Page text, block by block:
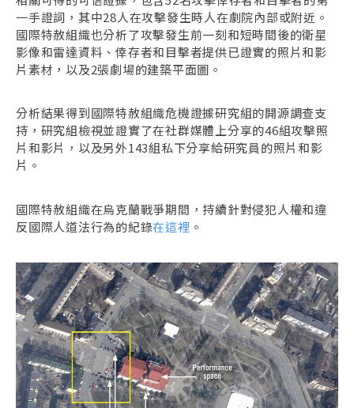
一手證詞，其中28人在攻擊發生時人在劇院內部或附近。
國際特赦組織也分析了攻擊發生前一刻和短時間後的衛星
影像和雷達資料、倖存者和目擊者提供已證實的照片和影
片素材，以及2張劇場的建築平面圖。
分析結果得到國際特赦組織危機證據研究組的開源調查支
持，研究組檢視並證實了在社群媒體上分享的46組攻擊照
片和影片，以及另外143組私下分享給研究員的照片和影
片。
國際特赦組織在烏克蘭戰爭期間，持續針對侵犯人權和違
反國際人道法行為的紀錄在這裡 。